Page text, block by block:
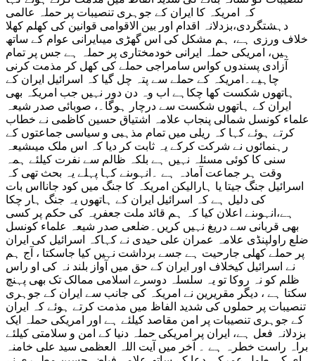
کہ امریکہ کا ایران کے جوہری تنصیبات پر حملہ عالمی
دہشتگردی،بزدلانہ اقدام اور بین الاقوامی قوانین کی کھلم کھلا
خلاف ورزی ہے، ہم مشکل کی اس گھڑی میںایرانی عوام کے ساتھ
ہیں، امریکی حملہ ایرانی خودمختاری پر حملہ ہے جس پر تمام
آزادی پسندوں کواس سامراجی حملے کی کھل کر مذمت کرنی
چاہیے۔امریکہ کے حملے سے پتہ چل گیا کہ اسرائیل ایران کے
ہاتھوں شکست کھا چکاہے اب وہ دن دور نہیں جب امریکہ بھی
ایران کے ہاتھوں شکست سے درچار ہوگا۔، صوبائی صدر شیعہ
علماء کونسل شمالی پنجاب علامہ اشتیاق حسین کاظمی نے خطاب
کرتے ہوئے کہا کہ ریلی میں تمام مذہبی و سیاسی جماعتوں کے
رہنمائوں نے شرکت کرکے یہ ثابت کر دیا کہ اس ملک میںشیعہ
سنی کا کوئی مسئلہ نہیں ہے بلکہ ظالم سے نفرت کیلئے ہمہ
وقت ہر جماعت آمادہ ہے ۔انہوںنے کہا پہلے یہ بحث تھی کہ
اسرائیل جنگ جیتا یا ہارالیکن امریکہ کا جنگ میں کود جانااس بات
کی دلیل ہے کہ اسرائیل ایران کے ہاتھوں یہ جنگ ہار چکا
ہے،انہوںنے اعلان کیا کہ ہم قائد ملت جعفریہ کی حکم پر کسی
بھی قربانی سے دریغ نہیں کریں۔ضلعی صدر شیعہ علماء کونسل
ضلع راولپنڈی علامہ عمران علی حیدی نے کہاکہ اسرائیل کی ایران
پر حملے کھلی جارحیت ہے جسے برداشت نہیں کیا جاسکتا ، آج ہم
نے اسرائیل کیخلاف اور ایران کے حق میں آواز بلند نہ کی او راس
ظلم کو نہ روکا تو یہ سلسلہ دوسرے اسلامی ممالک تک بھی پہنچ
سکتا ہے ، دیگر مقریرین نے امریکہ کی جانب سے ایران کے جوہری
تنصیبات پر حملوں کی شدید الفاظ میں مذمت کرتے ہوئے کہ ایران
کے جوہری تنصیبات پر امن مقاصد کیلئے ہے اور امریکی حملہ ایک
بزدلانہ فعل ہے، ایران پر امریکی حملہ دنیا کے امن و سلامتی کیلئے
براہ راست خطرہ ہے ۔ آخر میں آیت اللہ العظمی سید علی خامنہ